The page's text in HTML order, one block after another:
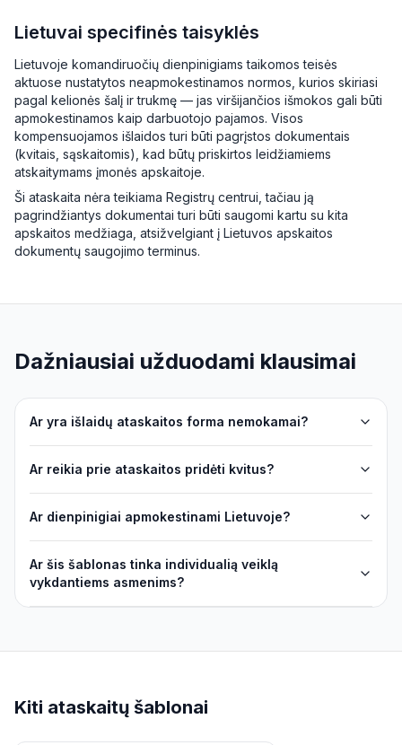
Lietuvai specifinės taisyklės
Lietuvoje komandiruočių dienpinigiams taikomos teisės
aktuose nustatytos neapmokestinamos normos, kurios skiriasi
pagal kelionės šalį ir trukmę — jas viršijančios išmokos gali būti
apmokestinamos kaip darbuotojo pajamos. Visos
kompensuojamos išlaidos turi būti pagrįstos dokumentais
(kvitais, sąskaitomis), kad būtų priskirtos leidžiamiems
atskaitymams įmonės apskaitoje.
Ši ataskaita nėra teikiama Registrų centrui, tačiau ją
pagrindžiantys dokumentai turi būti saugomi kartu su kita
apskaitos medžiaga, atsižvelgiant į Lietuvos apskaitos
dokumentų saugojimo terminus.
Dažniausiai užduodami klausimai
Ar yra išlaidų ataskaitos forma nemokamai?
Ar reikia prie ataskaitos pridėti kvitus?
Ar dienpinigiai apmokestinami Lietuvoje?
Ar šis šablonas tinka individualią veiklą
vykdantiems asmenims?
Kiti ataskaitų šablonai